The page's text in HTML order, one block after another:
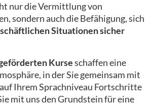
nur die Vermittlung von
sondern auch die Befähigung, sich
Situationen sicher
Kurseschaffen eine
in der Sie gemeinsam mit
Ihrem Sprachniveau Fortschritte
mit uns den Grundstein für eine